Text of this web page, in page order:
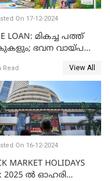
On 17-12-2024
LOAN: മികച്ച പത്ത്
ഭവന വായ്പ
Read View All
On 16-12-2024
MARKET HOLIDAYS